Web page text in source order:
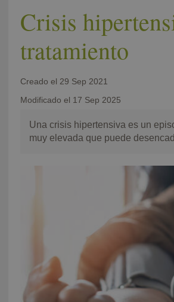
Crisis
tratamiento
Creado el 29 Sep 2021
Modificado el 17 Sep 2025
Una crisis hipertensiva es un
muy elevada que puede